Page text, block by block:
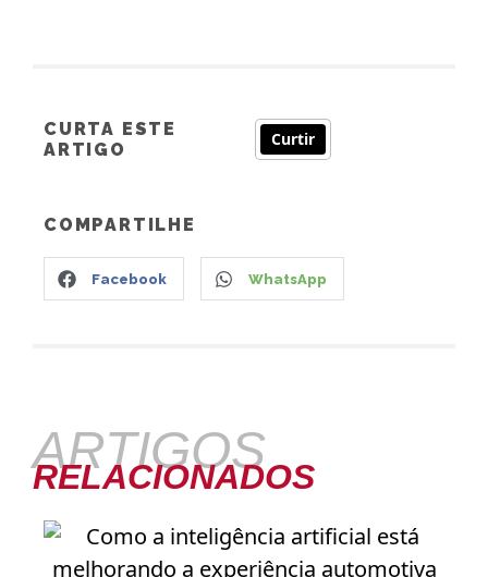
CURTA ESTE
ARTIGO
Curtir
COMPARTILHE
Facebook WhatsApp
ARTIGOS
RELACIONADOS